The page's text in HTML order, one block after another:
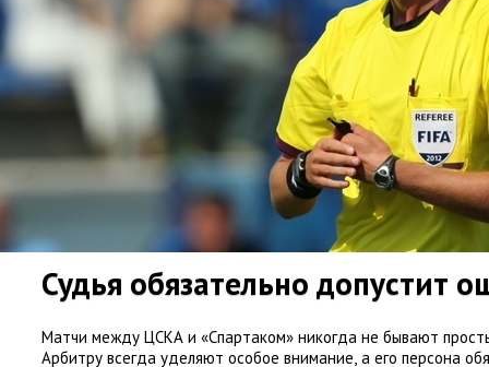
Судья обязательно допустит
Матчи между ЦСКА и «Спартаком» никогда не бывают
Арбитру всегда уделяют особое внимание, а его персона